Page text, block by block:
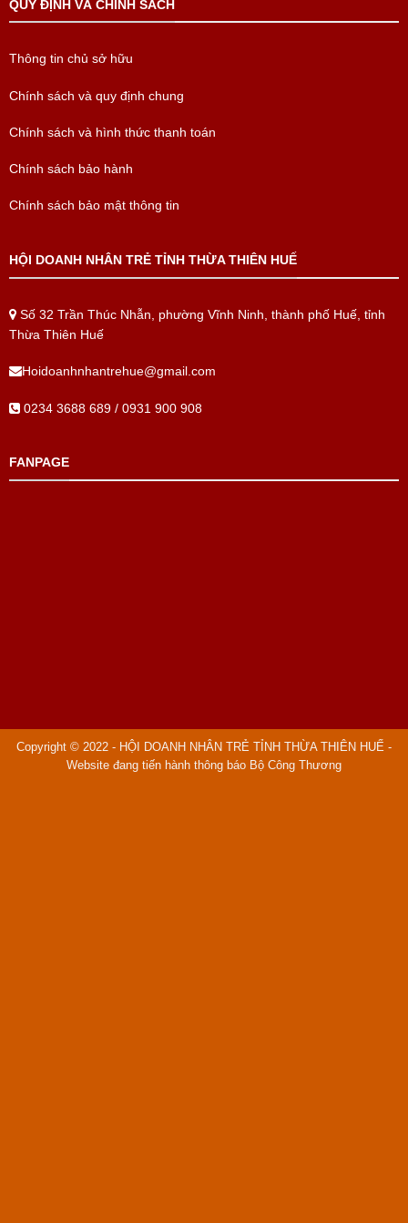
QUY ĐỊNH VÀ CHÍNH SÁCH
Thông tin chủ sở hữu
Chính sách và quy định chung
Chính sách và hình thức thanh toán
Chính sách bảo hành
Chính sách bảo mật thông tin
HỘI DOANH NHÂN TRẺ TỈNH THỪA THIÊN HUẾ
Số 32 Trần Thúc Nhẫn, phường Vĩnh Ninh, thành phố Huế, tỉnh
Thừa Thiên Huế
Hoidoanhnhantrehue@gmail.com
0234 3688 689 / 0931 900 908
FANPAGE
Copyright © 2022 - HỘI DOANH NHÂN TRẺ TỈNH THỪA THIÊN HUẾ -
Website đang tiến hành thông báo Bộ Công Thương